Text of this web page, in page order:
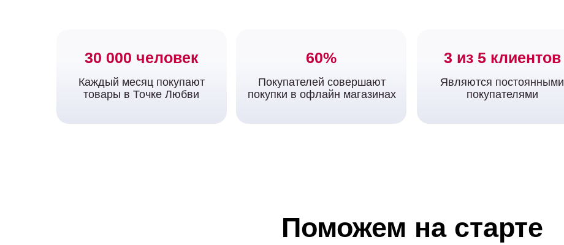
3 из 5 клиентов
Являются постоянными
покупателями
Каждый месяц покупают
товары в Точке Любви
30 000 человек 60%
Покупателей совершают
покупки в офлайн магазинах
Поможем на старте